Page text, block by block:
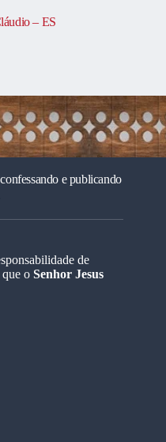
– ES
e publicando
de
que o Senhor Jesus